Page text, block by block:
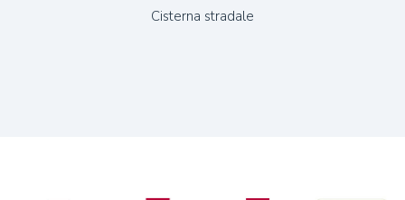
Cisterna stradale